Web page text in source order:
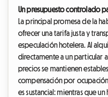
Un presupuesto controlado
La principal promesa de la
ofrecer una tarifa justa y
especulación hotelera. Al
directamente a un particular
precios se mantienen
compensación por
es sustancial: mientras que